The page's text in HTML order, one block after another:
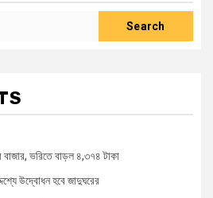
Search
বাজার, ভরিতে বাড়ল ৪,৩৭৪ টাকা
উদ্বোধন হবে জাদুঘরের